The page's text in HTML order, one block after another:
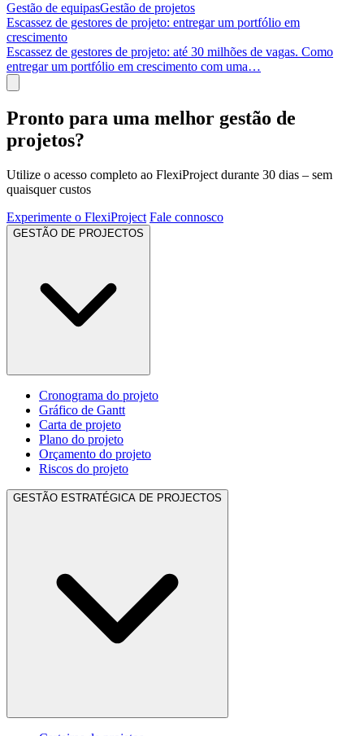
Gestão de equipasGestão de projetos
Escassez de gestores de projeto: entregar um portfólio em
crescimento
Escassez de gestores de projeto: até 30 milhões de vagas. Como
entregar um portfólio em crescimento com uma…
Pronto para uma melhor gestão de
projetos?
Utilize o acesso completo ao FlexiProject durante 30 dias – sem
quaisquer custos
Experimente o FlexiProject Fale connosco
GESTÃO DE PROJECTOS
Cronograma do projeto
Gráfico de Gantt
Carta de projeto
Plano do projeto
Orçamento do projeto
Riscos do projeto
GESTÃO ESTRATÉGICA DE PROJECTOS